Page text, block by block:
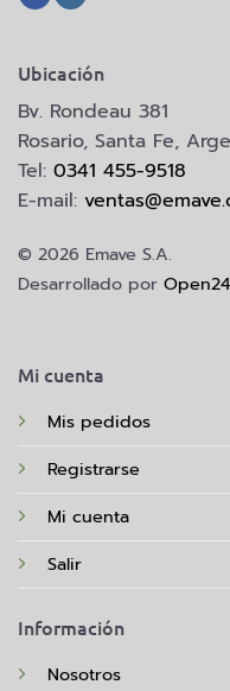
Mi cuenta
Mis pedidos
Registrarse
Mi cuenta
Salir
Información
Nosotros
Ubicación
Bv. Rondeau 381
Rosario, Santa Fe,
Tel: 0341 455-9518
E-mail:
© 2026 Emave S.A.
Desarrollado por Open24